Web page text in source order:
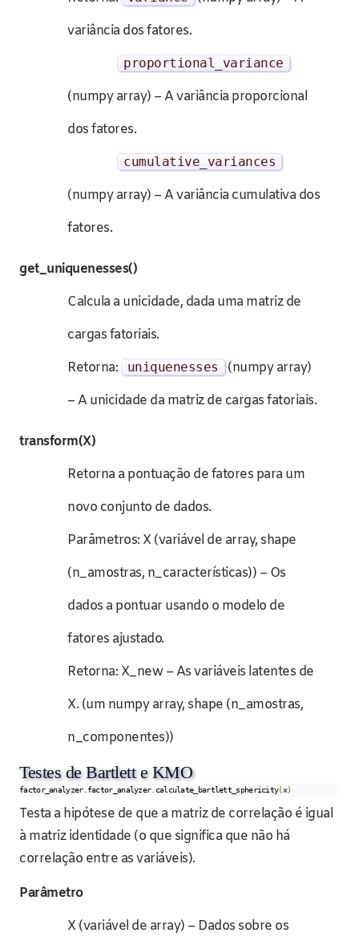
variância dos fatores.
proportional_variance
(numpy array) – A variância proporcional
dos fatores.
cumulative_variances
(numpy array) – A variância cumulativa dos
fatores.
get_uniquenesses()
Calcula a unicidade, dada uma matriz de
cargas fatoriais.
Retorna:
uniquenesses
(numpy array)
– A unicidade da matriz de cargas fatoriais.
transform(X)
Retorna a pontuação de fatores para um
novo conjunto de dados.
Parâmetros: X (variável de array, shape
(n_amostras, n_características)) – Os
dados a pontuar usando o modelo de
fatores ajustado.
Retorna: X_new – As variáveis latentes de
X. (um numpy array, shape (n_amostras,
n_componentes))
Testes de Bartlett e KMO
factor_analyzer. factor_analyzer. calculate_bartlett_sphericity(x)
Testa a hipótese de que a matriz de correlação é igual
à matriz identidade (o que significa que não há
correlação entre as variáveis).
Parâmetro
X (variável de array) – Dados sobre os